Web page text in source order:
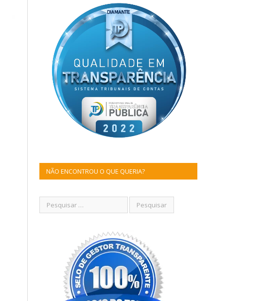
NÃO ENCONTROU O QUE QUERIA?